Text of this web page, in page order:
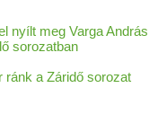
nyílt meg Varga András
sorozatban
ránk a Záridő sorozat